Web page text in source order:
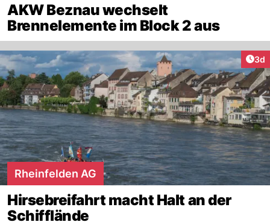
AKW Beznau wechselt
Brennelemente im Block 2 aus
3d
Rheinfelden AG
Hirsebreifahrt macht Halt an der
Schifflände